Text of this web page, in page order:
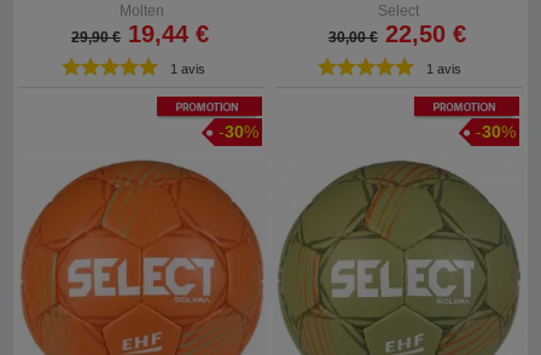
Molten
29,90 € 19,44 €
1 avis
Select
30,00 € 22,50 €
1 avis
Promotion
-30%
Promotion
-30%